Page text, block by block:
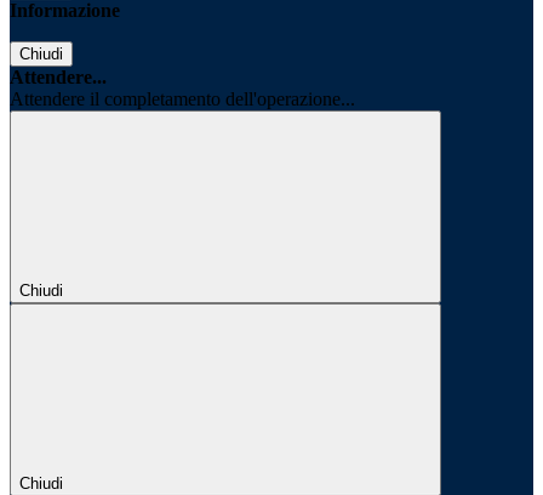
Informazione
Chiudi
Attendere...
Attendere il completamento dell'operazione...
Chiudi
Chiudi